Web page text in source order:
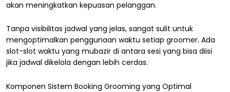
akan meningkatkan kepuasan pelanggan.
Tanpa visibilitas jadwal yang jelas, sangat sulit untuk
mengoptimalkan penggunaan waktu setiap groomer. Ada
slot-slot waktu yang mubazir di antara sesi yang bisa diisi
jika jadwal dikelola dengan lebih cerdas.
Komponen Sistem Booking Grooming yang Optimal